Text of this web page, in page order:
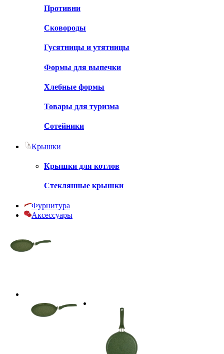
Противни
Сковороды
Гусятницы и утятницы
Формы для выпечки
Хлебные формы
Товары для туризма
Сотейники
Крышки
Крышки для котлов
Стеклянные крышки
Фурнитура
Аксессуары